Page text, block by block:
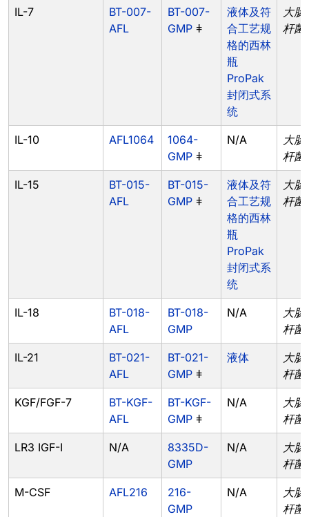
IL-7
BT-007-
AFL
BT-007-
GMP ǂ
液体及符
合工艺规
格的西林
瓶
ProPak
封闭式系
统
大肠
杆菌
IL-10 AFL1064
1064-
GMP ǂ
N/A
大肠
杆菌
IL-15
BT-015-
AFL
BT-015-
GMP ǂ
液体及符
合工艺规
格的西林
瓶
ProPak
封闭式系
统
大肠
杆菌
IL-18
BT-018-
AFL
BT-018-
GMP
N/A
大肠
杆菌
IL-21
BT-021-
AFL
BT-021-
GMP ǂ
液体
大肠
杆菌
KGF/FGF-7
BT-KGF-
AFL
BT-KGF-
GMP ǂ
N/A
大肠
杆菌
LR3 IGF-I N/A
8335D-
GMP
N/A
大肠
杆菌
M-CSF AFL216
216-
GMP
N/A
大肠
杆菌